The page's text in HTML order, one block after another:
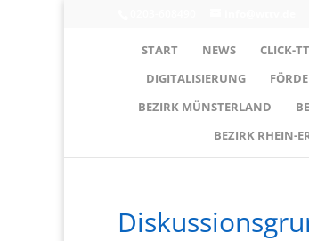
START NEWS CLICK-TT
DIGITALISIERUNG
BEZIRK MÜNSTERLAND
BEZIRK RHEIN-